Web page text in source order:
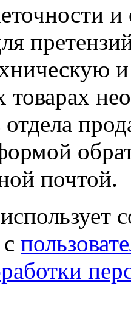
и
товарах
отдела
почтой.